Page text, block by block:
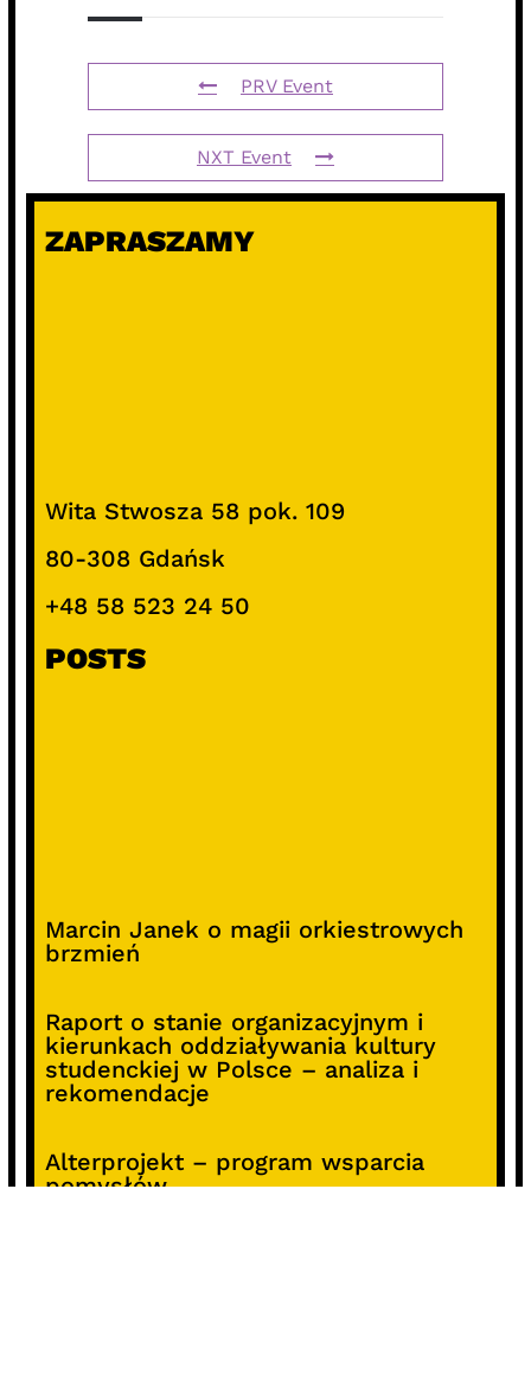
PRV Event
NXT Event
ZAPRASZAMY
Wita Stwosza 58 pok. 109
80-308 Gdańsk
+48 58 523 24 50
POSTS
Marcin Janek o magii orkiestrowych
brzmień
Raport o stanie organizacyjnym i
kierunkach oddziaływania kultury
studenckiej w Polsce – analiza i
rekomendacje
Alterprojekt – program wsparcia
pomysłów